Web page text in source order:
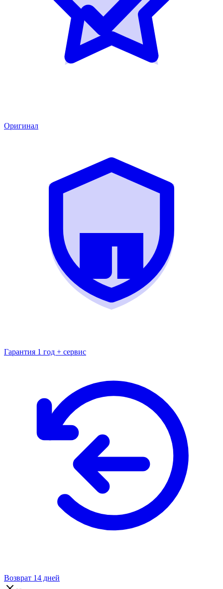
Оригинал
Гарантия 1 год + сервис
Возврат 14 дней